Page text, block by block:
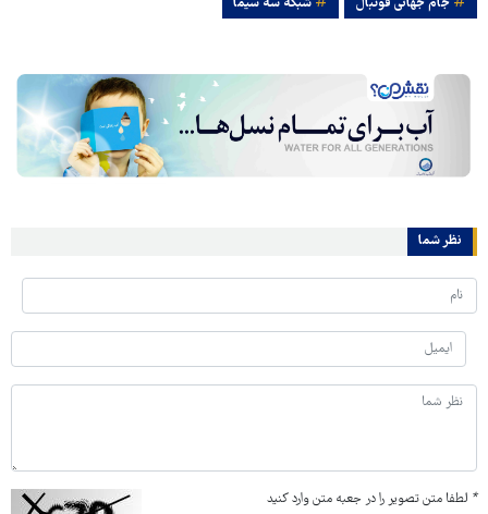
جام جهانی فوتبال شبکه سه سیما
نظر شما
* لطفا متن تصویر را در جعبه متن وارد کنید